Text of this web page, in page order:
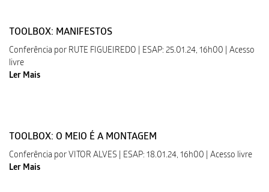
TOOLBOX: MANIFESTOS
Conferência por RUTE FIGUEIREDO | ESAP: 25.01.24, 16h00 | Acesso
livre
Ler Mais
TOOLBOX: O MEIO É A MONTAGEM
Conferência por VITOR ALVES | ESAP: 18.01.24, 16h00 | Acesso livre
Ler Mais